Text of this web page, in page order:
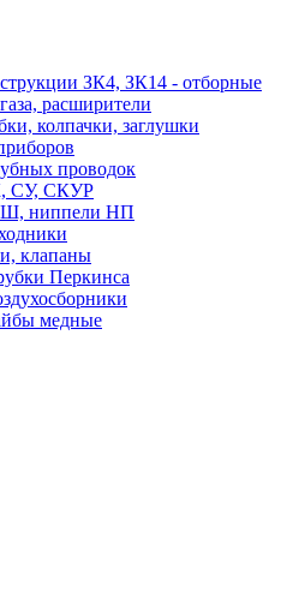
ЗК4, ЗК14 - отборные
расширители
колпачки, заглушки
проводок
СУ, СКУР
ниппели НП
клапаны
Перкинса
медные